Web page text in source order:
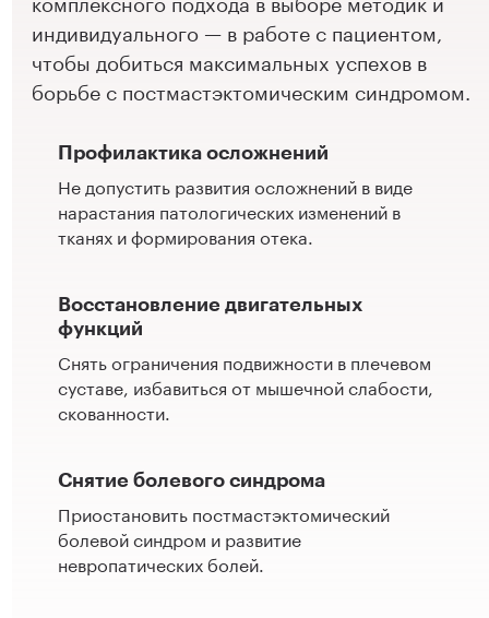
Записаться
Записаться
Чернышевская 1 350 ₽
Девяткино 1 350 ₽
индивидуального — в работе с пациентом,
чтобы добиться максимальных успехов в
борьбе с постмастэктомическим синдромом.
Профилактика осложнений
Не допустить развития осложнений в виде
нарастания патологических изменений в
тканях и формирования отека.
Восстановление двигательных
функций
Снять ограничения подвижности в плечевом
суставе, избавиться от мышечной слабости,
скованности.
Снятие болевого синдрома
Приостановить постмастэктомический
болевой синдром и развитие
невропатических болей.